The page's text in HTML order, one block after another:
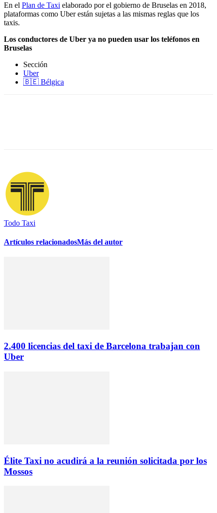
En el Plan de Taxi elaborado por el gobierno de Bruselas en 2018,
plataformas como Uber están sujetas a las mismas reglas que los
taxis.
Los conductores de Uber ya no pueden usar los teléfonos en
Bruselas
Sección
Uber
🇧🇪 Bélgica
Todo Taxi
Artículos relacionadosMás del autor
2.400 licencias del taxi de Barcelona trabajan con
Uber
Élite Taxi no acudirá a la reunión solicitada por los
Mossos